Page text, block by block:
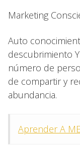
Marketing
Auto
descubrimiento
número de
de compartir y
abundancia.
Aprender A